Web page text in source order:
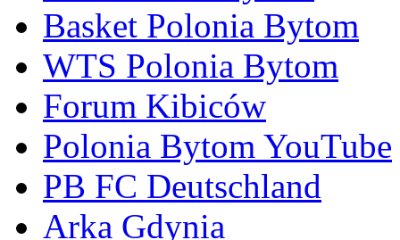
Basket Polonia Bytom
WTS Polonia Bytom
Forum Kibiców
Polonia Bytom YouTube
PB FC Deutschland
Arka Gdynia